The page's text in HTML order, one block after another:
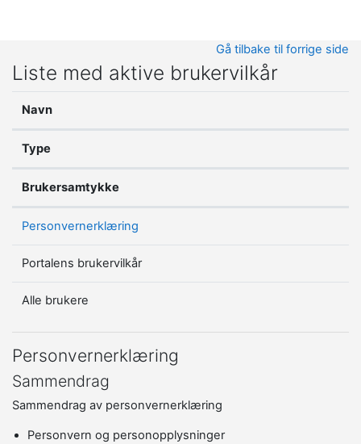
Gå tilbake til forrige side
Liste med aktive brukervilkår
Navn
Type
Brukersamtykke
Personvernerklæring
Portalens brukervilkår
Alle brukere
Personvernerklæring
Sammendrag
Sammendrag av personvernerklæring
Personvern og personopplysninger